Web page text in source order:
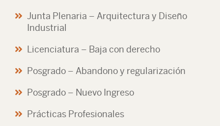
Junta Plenaria – Arquitectura y Diseño
Industrial
Licenciatura – Baja con derecho
Posgrado – Abandono y regularización
Posgrado – Nuevo Ingreso
Prácticas Profesionales